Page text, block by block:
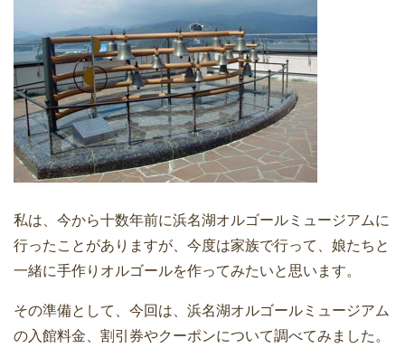
私は、今から十数年前に浜名湖オルゴールミュージアムに
行ったことがありますが、今度は家族で行って、娘たちと
一緒に手作りオルゴールを作ってみたいと思います。
その準備として、今回は、浜名湖オルゴールミュージアム
の入館料金、割引券やクーポンについて調べてみました。